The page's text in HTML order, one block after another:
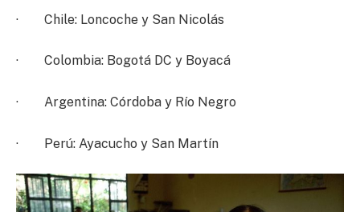
· Chile: Loncoche y San Nicolás
· Colombia: Bogotá DC y Boyacá
· Argentina: Córdoba y Río Negro
· Perú: Ayacucho y San Martín